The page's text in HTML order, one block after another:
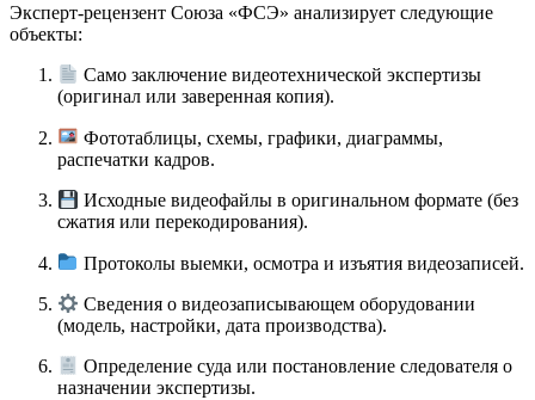
Эксперт-рецензент Союза «ФСЭ» анализирует следующие
объекты:
Само заключение видеотехнической экспертизы
(оригинал или заверенная копия).
Фототаблицы, схемы, графики, диаграммы,
распечатки кадров.
Исходные видеофайлы в оригинальном формате (без
сжатия или перекодирования).
Протоколы выемки, осмотра и изъятия видеозаписей.
Сведения о видеозаписывающем оборудовании
(модель, настройки, дата производства).
Определение суда или постановление следователя о
назначении экспертизы.